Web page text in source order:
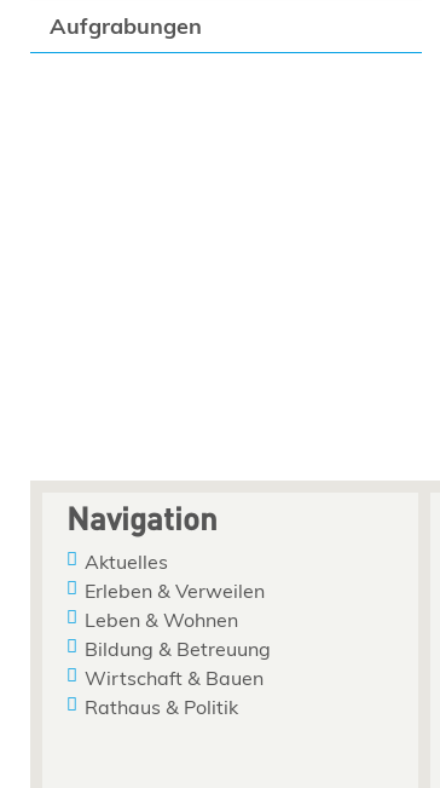
Aufgrabungen
Navigation
Aktuelles
Erleben & Verweilen
Leben & Wohnen
Bildung & Betreuung
Wirtschaft & Bauen
Rathaus & Politik